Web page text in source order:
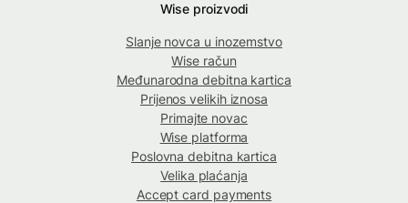
Wise proizvodi
Slanje novca u inozemstvo
Wise račun
Međunarodna debitna kartica
Prijenos velikih iznosa
Primajte novac
Wise platforma
Poslovna debitna kartica
Velika plaćanja
Accept card payments